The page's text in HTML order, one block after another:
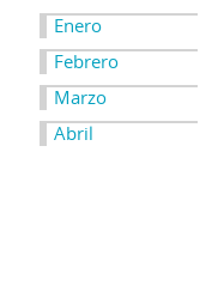
Enero
Febrero
Marzo
Abril